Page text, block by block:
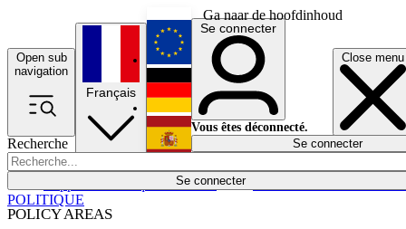
Ga naar de hoofdinhoud
Open sub
navigation
Close menu
Recherche
Se connecter
POLICY AREAS
Économie
Français
English
Deutsch
Español
Se connecter
Vous êtes déconnecté.
Se connecter
POLITIQUE